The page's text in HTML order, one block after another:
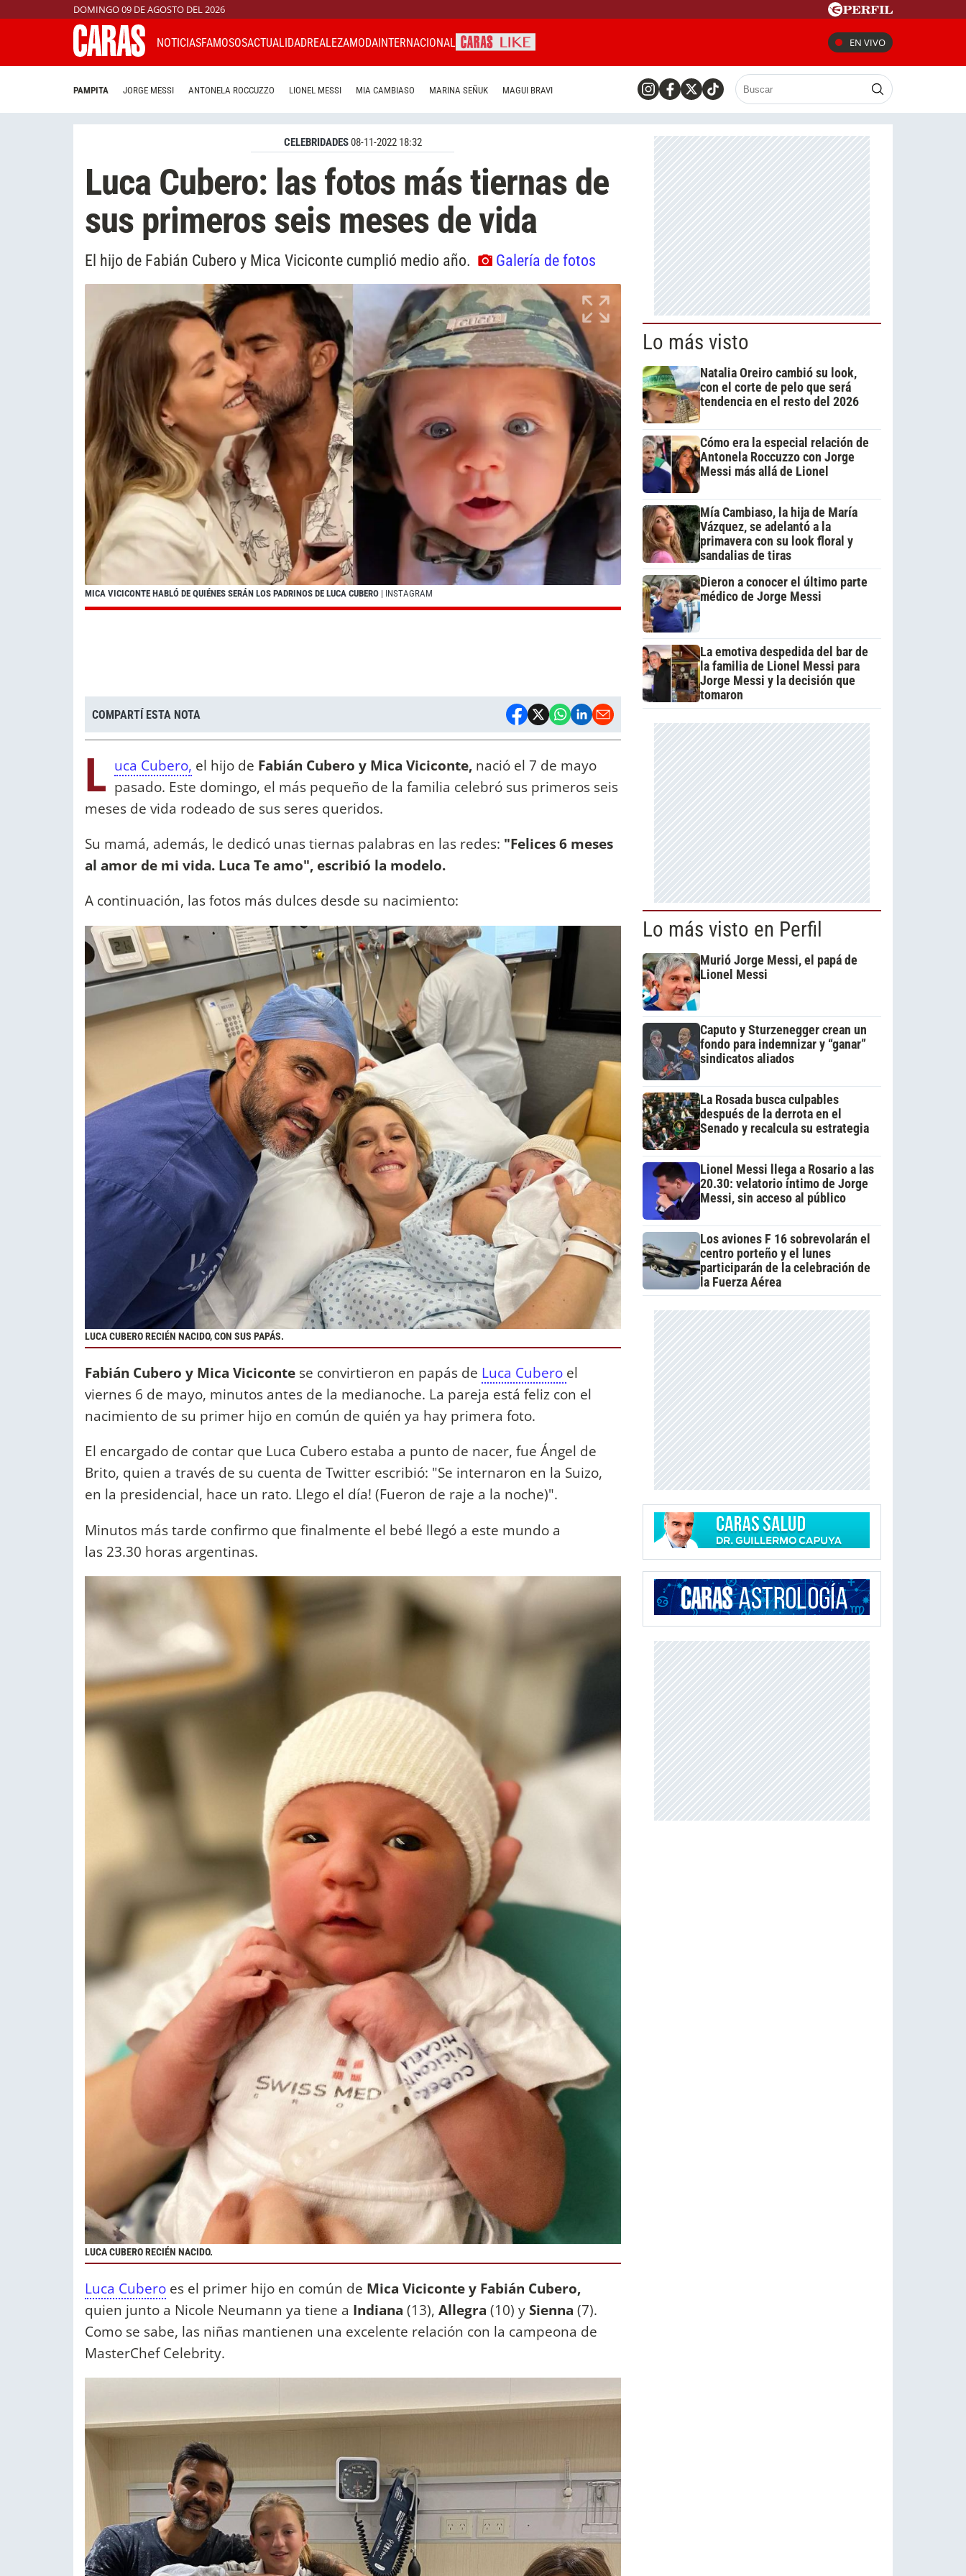
DOMINGO 09 DE AGOSTO DEL 2026
NOTICIASFAMOSOSACTUALIDADREALEZAMODAINTERNACIONAL EN VIVO
PAMPITA JORGE MESSI ANTONELA ROCCUZZO LIONEL MESSI MIA CAMBIASO MARINA SEÑUK MAGUI BRAVI
CELEBRIDADES08-11-2022 18:32
Luca Cubero: las fotos más tiernas de
sus primeros seis meses de vida
El hijo de Fabián Cubero y Mica Viciconte cumplió medio año. Galería de fotos
MICA VICICONTE HABLÓ DE QUIÉNES SERÁN LOS PADRINOS DE LUCA CUBERO | INSTAGRAM
COMPARTÍ ESTA NOTA
L uca Cubero, el hijo de Fabián Cubero y Mica Viciconte, nació el 7 de mayo
pasado. Este domingo, el más pequeño de la familia celebró sus primeros seis
meses de vida rodeado de sus seres queridos.
Su mamá, además, le dedicó unas tiernas palabras en las redes: "Felices 6 meses
al amor de mi vida. Luca Te amo", escribió la modelo.
A continuación, las fotos más dulces desde su nacimiento:
LUCA CUBERO RECIÉN NACIDO, CON SUS PAPÁS.
Fabián Cubero y Mica Viciconte se convirtieron en papás de Luca Cubero el
viernes 6 de mayo, minutos antes de la medianoche. La pareja está feliz con el
nacimiento de su primer hijo en común de quién ya hay primera foto.
El encargado de contar que Luca Cubero estaba a punto de nacer, fue Ángel de
Brito, quien a través de su cuenta de Twitter escribió: "Se internaron en la Suizo,
en la presidencial, hace un rato. Llego el día! (Fueron de raje a la noche)".
Minutos más tarde confirmo que finalmente el bebé llegó a este mundo a
las 23.30 horas argentinas.
LUCA CUBERO RECIÉN NACIDO.
Luca Cubero es el primer hijo en común de Mica Viciconte y Fabián Cubero,
quien junto a Nicole Neumann ya tiene a Indiana (13), Allegra (10) ySienna (7).
Como se sabe, las niñas mantienen una excelente relación con la campeona de
MasterChef Celebrity.
Lo más visto
Natalia Oreiro cambió su look,
con el corte de pelo que será
tendencia en el resto del 2026
Cómo era la especial relación de
Antonela Roccuzzo con Jorge
Messi más allá de Lionel
Mía Cambiaso, la hija de María
Vázquez, se adelantó a la
primavera con su look floral y
sandalias de tiras
Dieron a conocer el último parte
médico de Jorge Messi
La emotiva despedida del bar de
la familia de Lionel Messi para
Jorge Messi y la decisión que
tomaron
Lo más visto en Perfil
Murió Jorge Messi, el papá de
Lionel Messi
Caputo y Sturzenegger crean un
fondo para indemnizar y “ganar”
sindicatos aliados
La Rosada busca culpables
después de la derrota en el
Senado y recalcula su estrategia
Lionel Messi llega a Rosario a las
20.30: velatorio íntimo de Jorge
Messi, sin acceso al público
Los aviones F 16 sobrevolarán el
centro porteño y el lunes
participarán de la celebración de
la Fuerza Aérea